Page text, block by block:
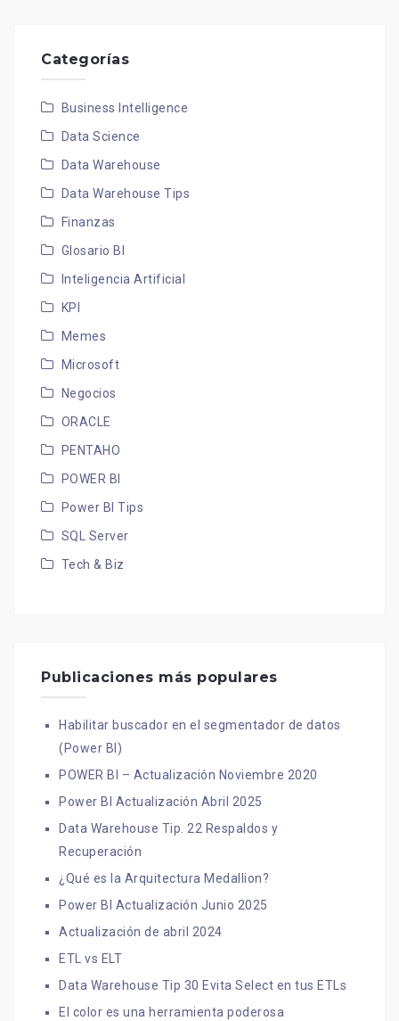
Categorías
Business Intelligence
Data Science
Data Warehouse
Data Warehouse Tips
Finanzas
Glosario BI
Inteligencia Artificial
KPI
Memes
Microsoft
Negocios
ORACLE
PENTAHO
POWER BI
Power BI Tips
SQL Server
Tech & Biz
Publicaciones más populares
Habilitar buscador en el segmentador de datos
(Power BI)
POWER BI – Actualización Noviembre 2020
Power BI Actualización Abril 2025
Data Warehouse Tip. 22 Respaldos y
Recuperación
¿Qué es la Arquitectura Medallion?
Power BI Actualización Junio 2025
Actualización de abril 2024
ETL vs ELT
Data Warehouse Tip 30 Evita Select en tus ETLs
El color es una herramienta poderosa